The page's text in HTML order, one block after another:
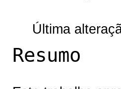
Última
Resumo